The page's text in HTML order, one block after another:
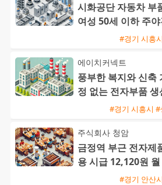
시화공단 자동차 부
여성 50세 이하 주
#경기 시흥
에이치커넥트
풍부한 복지와 신축
정 없는 전자부품 생
#경기 시흥시 #
주식회사 청암
금정역 부근 전자제
용 시급 12,120원
전 좌식 근무#경기 안산